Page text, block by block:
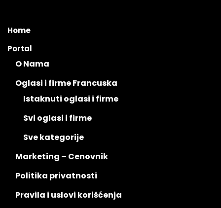
Home
Portal
O Nama
Oglasi i firme Francuska
Istaknuti oglasi i firme
Svi oglasi i firme
Sve kategorije
Marketing – Cenovnik
Politika privatnosti
Pravila i uslovi korišćenja